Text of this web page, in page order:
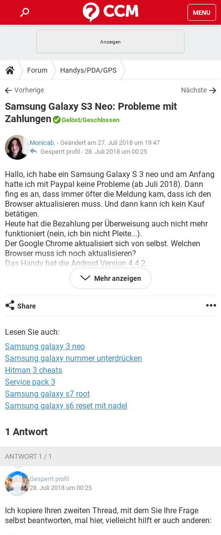
MENU
ANDROID IOS
WINDOWS 10
WHATSAPP TIKTOK
FACEBOOK HARDWARE
TIPPS & TRICKS
SPIELE STREAMING
WINDOWS 10
FACEBOOK HARDWARE
DOWNLOADS
SPIELE STREAMING
ANDROID IOS
WINDOWS 10 INSTAGRAM
WHATSAPP
FACEBOOK HARDWARE
FORUM
ANDROID IOS
WHATSAPP TIKTOK
FACEBOOK HARDWARE
LEXIKON
SPIELE
ANDROID IOS
WINDOWS 10 INSTAGRAM
WHATSAPP TIKTOK
FACEBOOK HARDWARE
Forum Handys/PDA/GPS
Vorherige Nächste
Samsung Galaxy S3 Neo: Probleme mit
Zahlungen
Gelöst/Geschlossen
Monicab. - Geändert am 27. Juli 2018 um 19:47
Gesperrt profil - 28. Juli 2018 um 00:25
Hallo, ich habe ein Samsung Galaxy S 3 neo und am Anfang
hatte ich mit Paypal keine Probleme (ab Juli 2018). Dann
fing es an, dass immer öfter die Meldung kam, dass ich den
Browser aktualisieren muss. Und dann kann ich kein Kauf
betätigen.
Heute hat die Bezahlung per Überweisung auch nicht mehr
funktioniert (nein, ich bin nicht Pleite...).
Der Google Chrome aktualisiert sich von selbst. Welchen
Browser muss ich noch aktualisieren?
Das Handy hat die Android Version 4.4.2.
Paypal hilft mir nicht, da das Problem mit dem Browser
zusammen hängt. Ist mein Handy nicht aktuell genug, um so
Muss ich mich ein neueres Modell kaufen?
Welches dann?
mir was runter lade, möchte ich es auf das Handy haben.
Mehr anzeigen
Share
Lesen Sie auch:
Samsung galaxy 3 neo
Samsung galaxy nummer unterdrücken
Hitman 3 cheats
Service pack 3
Samsung galaxy s7 root
Samsung galaxy s6 reset mit nadel
1 Antwort
ANTWORT 1 / 1
Gesperrt profil
28. Juli 2018 um 00:25
Ich kopiere Ihren zweiten Thread, mit dem Sie Ihre Frage
selbst beantworten, mal hier, vielleicht hilft er auch anderen: